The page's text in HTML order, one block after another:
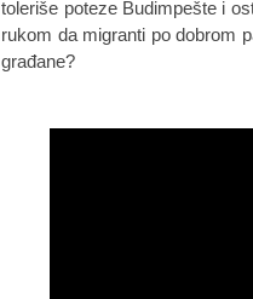
toleriše poteze Budimpešte i
rukom da migranti po dobrom
građane?